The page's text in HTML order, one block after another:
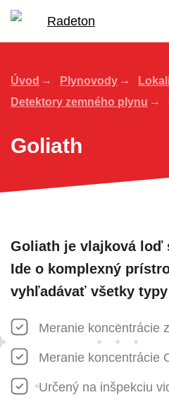
Úvod Plynovody
Detektory zemného plynu
Goliath
Goliath je vlajková loď
Ide o komplexný
vyhľadávať všetky
Meranie koncentrácie
Meranie koncentrácie
Určený na inšpekciu